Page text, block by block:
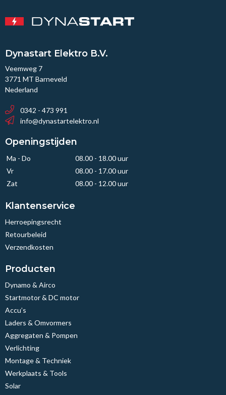
Dynastart Elektro B.V.
Veemweg 7
3771 MT Barneveld
Nederland
0342 - 473 991
info@dynastartelektro.nl
Openingstijden
Ma - Do
08.00 - 18.00 uur
Vr
08.00 - 17.00 uur
Zat
08.00 - 12.00 uur
Klantenservice
Herroepingsrecht
Retourbeleid
Verzendkosten
Producten
Dynamo & Airco
Startmotor & DC motor
Accu’s
Laders & Omvormers
Aggregaten & Pompen
Verlichting
Montage & Techniek
Werkplaats & Tools
Solar